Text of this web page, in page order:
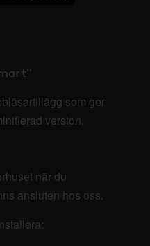
som ger
version,
när du
ansluten hos oss.